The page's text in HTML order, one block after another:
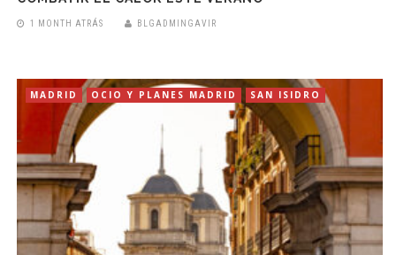
1 MONTH ATRÁS BLGADMINGAVIR
MADRID OCIO Y PLANES MADRID SAN ISIDRO